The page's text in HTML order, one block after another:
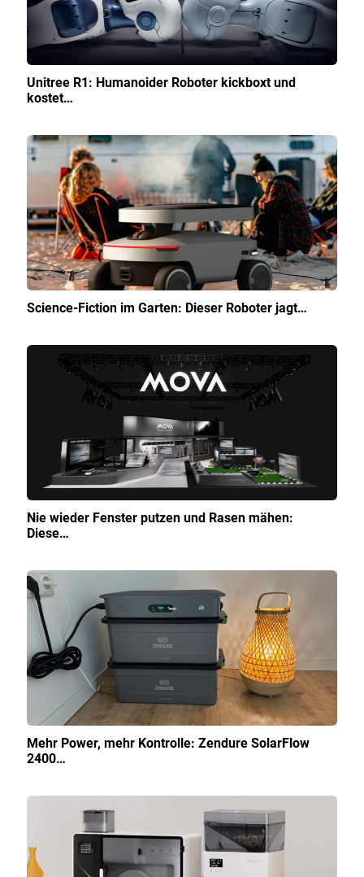
Unitree R1: Humanoider Roboter kickboxt und
kostet…
Science-Fiction im Garten: Dieser Roboter jagt…
Nie wieder Fenster putzen und Rasen mähen:
Diese…
Mehr Power, mehr Kontrolle: Zendure SolarFlow
2400…